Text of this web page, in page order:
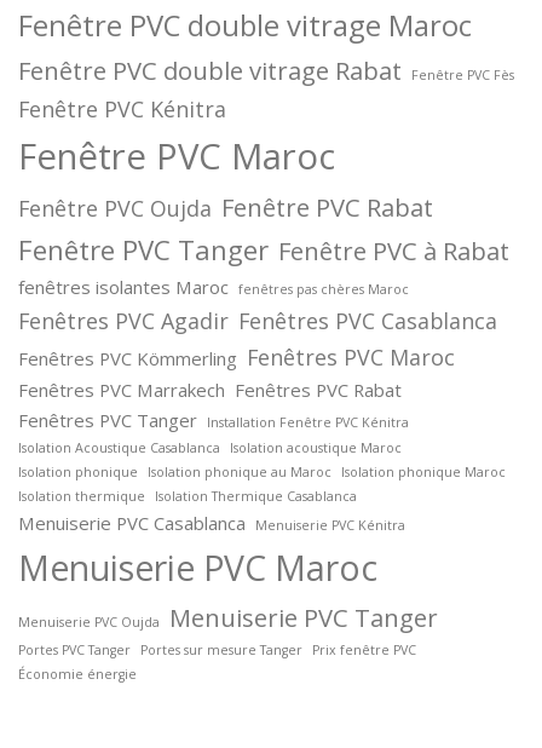
Fenêtre PVC double vitrage Maroc
Fenêtre PVC double vitrage Rabat Fenêtre PVC Fès
Fenêtre PVC Kénitra
Fenêtre PVC Maroc
Fenêtre PVC Oujda Fenêtre PVC Rabat
Fenêtre PVC Tanger Fenêtre PVC à Rabat
fenêtres isolantes Maroc fenêtres pas chères Maroc
Fenêtres PVC Agadir Fenêtres PVC Casablanca
Fenêtres PVC Kömmerling Fenêtres PVC Maroc
Fenêtres PVC Marrakech Fenêtres PVC Rabat
Fenêtres PVC Tanger
Installation Fenêtre PVC Kénitra
Isolation Acoustique Casablanca
Isolation acoustique Maroc
Isolation phonique
Isolation phonique au Maroc
Isolation phonique Maroc
Isolation thermique
Isolation Thermique Casablanca
Menuiserie PVC Casablanca Menuiserie PVC Kénitra
Menuiserie PVC Maroc
Menuiserie PVC Oujda Menuiserie PVC Tanger
Portes PVC Tanger Portes sur mesure Tanger
Prix fenêtre PVC
Économie énergie